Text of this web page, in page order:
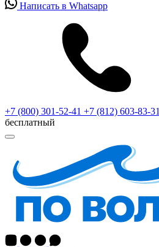
Написать в Whatsapp
+7 (800) 301-52-41 +7 (812) 603-83-31
бесплатный